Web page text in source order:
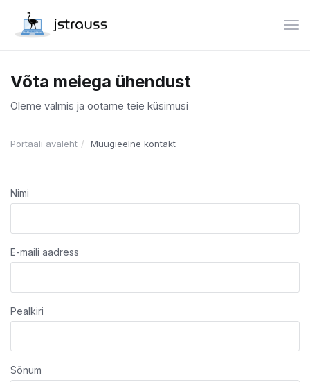
Võta meiega ühendust
Oleme valmis ja ootame teie küsimusi
Portaali avaleht Müügieelne kontakt
Nimi
E-maili aadress
Pealkiri
Sõnum